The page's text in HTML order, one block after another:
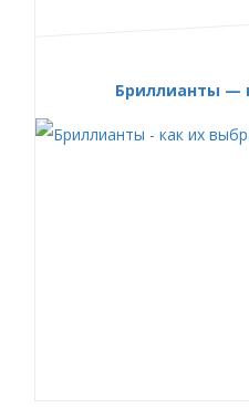
Бриллианты —